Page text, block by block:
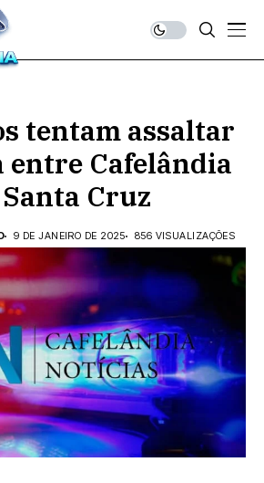
tentam assaltar
Cafelândia
Cruz
9 DE JANEIRO DE 2025 856 VISUALIZAÇÕES